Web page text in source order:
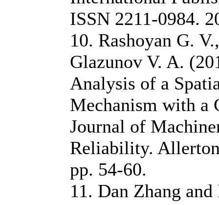
ISSN 2211-0984.
10. Rashoyan G.
Glazunov V. A.
Analysis of a
Mechanism with a
Journal of
Reliability.
pp. 54-60.
11. Dan Zhang